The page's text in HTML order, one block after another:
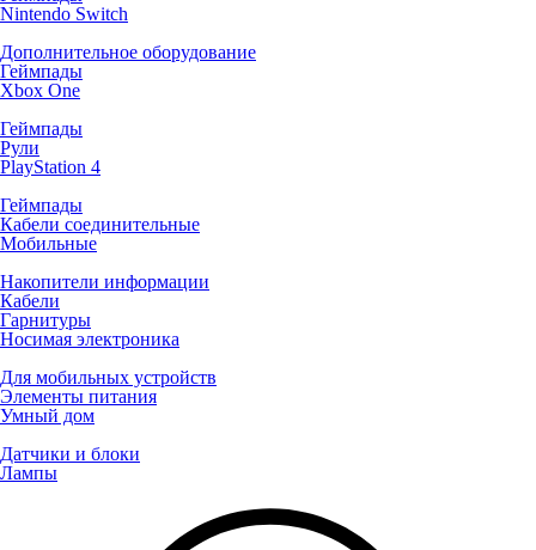
Nintendo Switch
Дополнительное оборудование
Геймпады
Xbox One
Геймпады
Рули
PlayStation 4
Геймпады
Кабели соединительные
Мобильные
Накопители информации
Кабели
Гарнитуры
Носимая электроника
Для мобильных устройств
Элементы питания
Умный дом
Датчики и блоки
Лампы